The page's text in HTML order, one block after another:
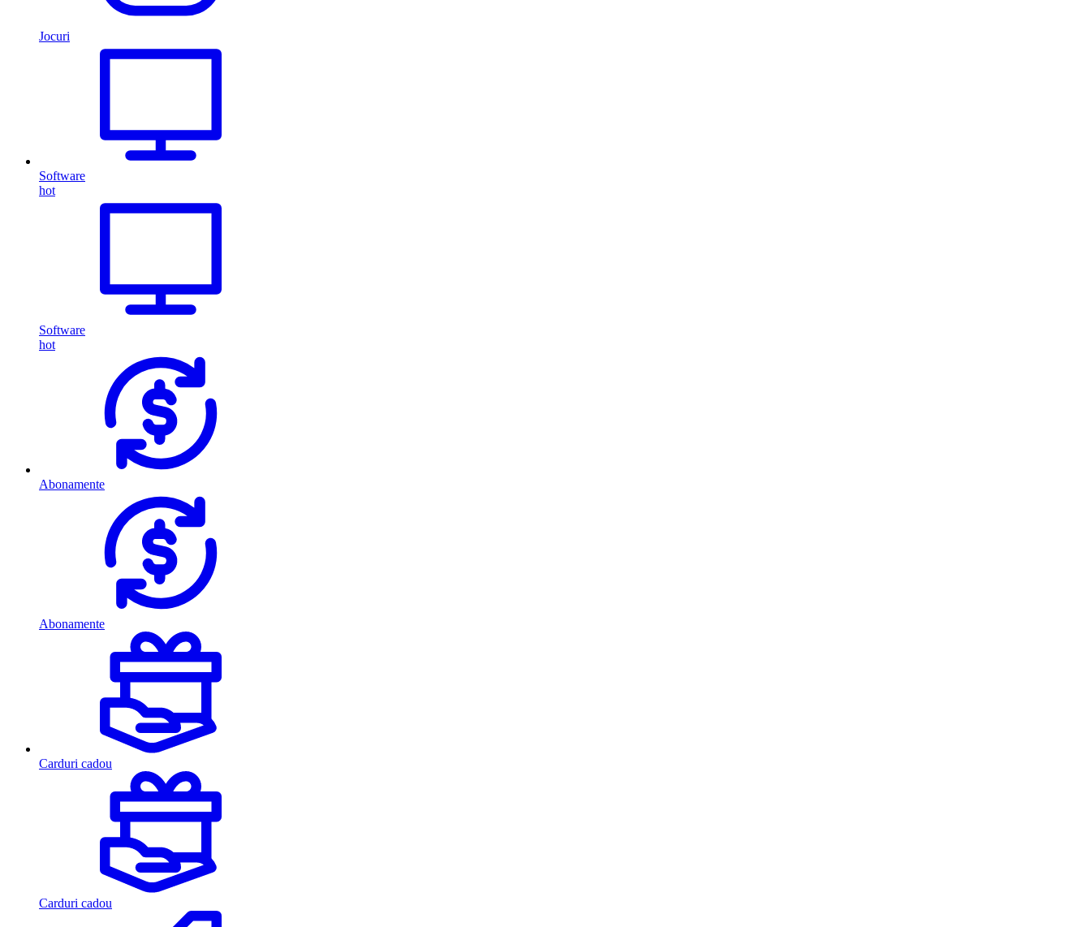
Jocuri
Software
hot
Software
hot
Abonamente
Abonamente
Carduri cadou
Carduri cadou